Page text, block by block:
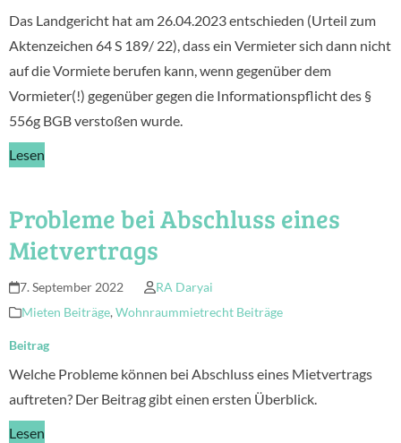
Das Landgericht hat am 26.04.2023 entschieden (Urteil zum
Aktenzeichen 64 S 189/ 22), dass ein Vermieter sich dann nicht
auf die Vormiete berufen kann, wenn gegenüber dem
Vormieter(!) gegenüber gegen die Informationspflicht des §
556g BGB verstoßen wurde.
Lesen
Probleme bei Abschluss eines
Mietvertrags
7. September 2022
RA Daryai
Mieten Beiträge, Wohnraummietrecht Beiträge
Beitrag
Welche Probleme können bei Abschluss eines Mietvertrags
auftreten? Der Beitrag gibt einen ersten Überblick.
Lesen